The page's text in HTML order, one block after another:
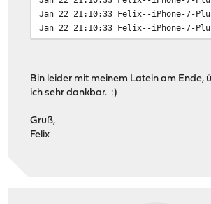
Jan 22 21:10:33 Felix--iPhone-7-
Jan 22 21:10:33 Felix--iPhone-7-
Jan 22 21:10:33 Felix--iPhone-7-
Jan 22 21:10:33 Felix--iPhone-7-
Jan 22 21:10:33 Felix--iPhone-7-
Jan 22 21:10:33 Felix--iPhone-7-
Bin leider mit meinem Latein am Ende,
ich sehr dankbar. :)
Gruß,
Felix